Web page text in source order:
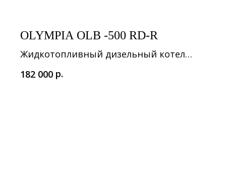
OLYMPIA OLB -500 RD-R
Жидкотопливный дизельный котел
182 000 р.